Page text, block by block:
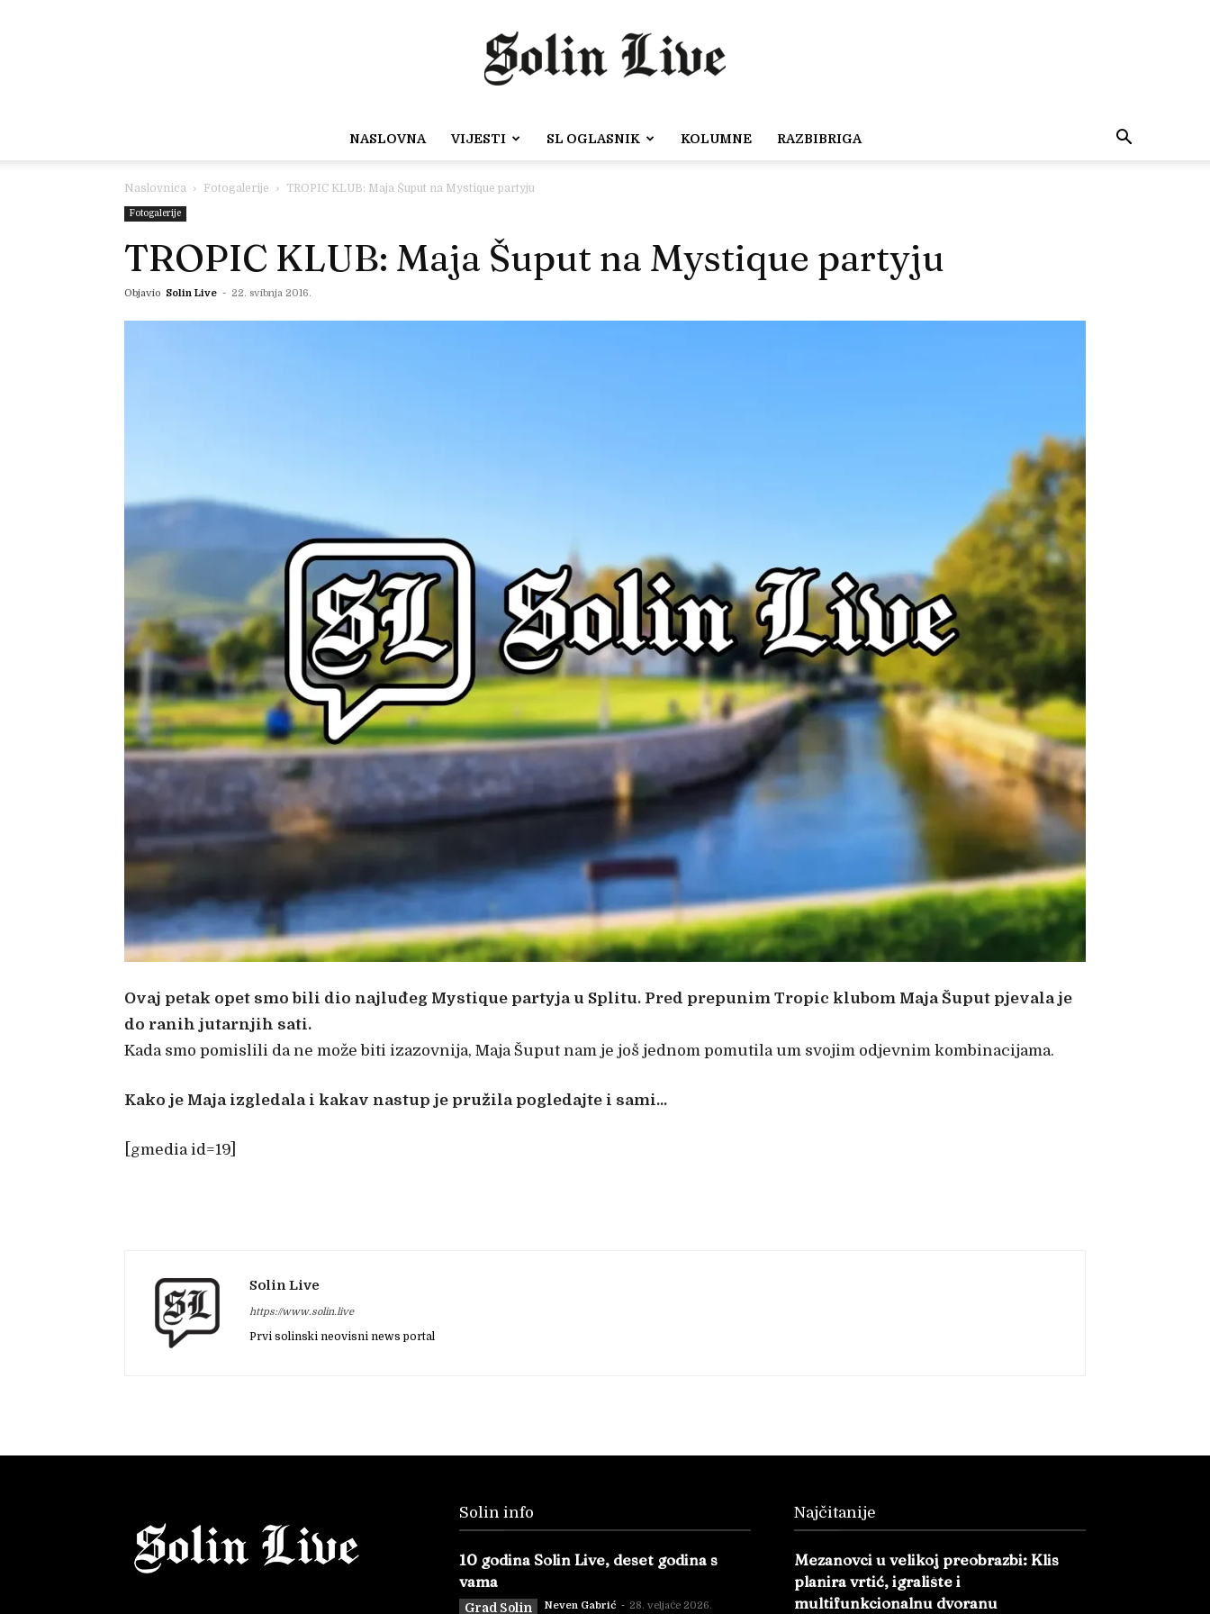
NASLOVNA VIJESTI SL OGLASNIK KOLUMNE RAZBIBRIGA
Naslovnica Fotogalerije TROPIC KLUB: Maja Šuput na Mystique partyju
Fotogalerije
TROPIC KLUB: Maja Šuput na Mystique partyju
Objavio Solin Live - 22. svibnja 2016.
Ovaj petak opet smo bili dio najluđeg Mystique partyja u Splitu. Pred prepunim Tropic klubom Maja Šuput pjevala je
do ranih jutarnjih sati.
Kada smo pomislili da ne može biti izazovnija, Maja Šuput nam je još jednom pomutila um svojim odjevnim kombinacijama.
Kako je Maja izgledala i kakav nastup je pružila pogledajte i sami…
[gmedia id=19]
Solin Live
https://www.solin.live
Prvi solinski neovisni news portal
Solin info
10 godina Solin Live, deset godina s
vama
Grad Solin Neven Gabrić - 28. veljače 2026.
Najčitanije
Mezanovci u velikoj preobrazbi: Klis
planira vrtić, igralište i
multifunkcionalnu dvoranu